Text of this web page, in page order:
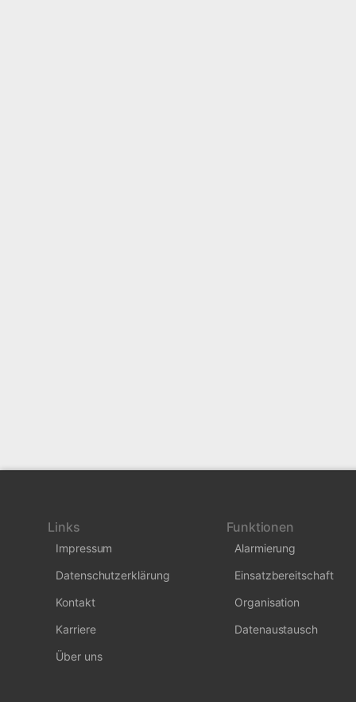
Links
Impressum
Datenschutzerklärung
Kontakt
Karriere
Über uns
Funktionen
Alarmierung
Einsatzbereitschaft
Organisation
Datenaustausch